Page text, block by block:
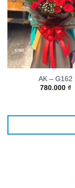
AK – G162
780.000 ₫